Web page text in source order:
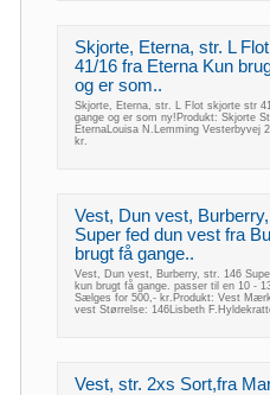
Skjorte, Eterna, str. L
41/16 fra Eterna Kun
og er som..
Skjorte, Eterna, str. L Flot skjorte str
gange og er som ny!Produkt: Skjorte
EternaLouisa N.Lemming Vesterbyvej
kr.
Vest, Dun vest,
Super fed dun vest fra
brugt få gange..
Vest, Dun vest, Burberry, str. 146
kun brugt få gange. passer til en 10 -
Sælges for 500,- kr.Produkt: Vest
vest Størrelse: 146Lisbeth
Vest, str. 2xs Sort,fra